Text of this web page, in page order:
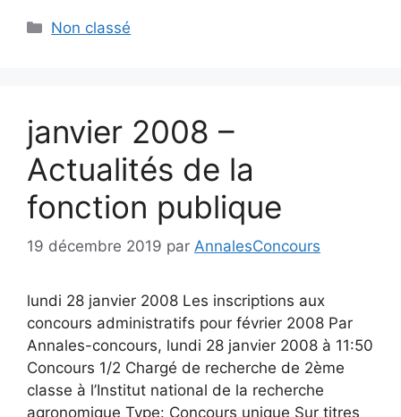
Catégories
Non classé
janvier 2008 –
Actualités de la
fonction publique
19 décembre 2019 par AnnalesConcours
lundi 28 janvier 2008 Les inscriptions aux
concours administratifs pour février 2008 Par
Annales-concours, lundi 28 janvier 2008 à 11:50
Concours 1/2 Chargé de recherche de 2ème
classe à l’Institut national de la recherche
agronomique Type: Concours unique Sur titres